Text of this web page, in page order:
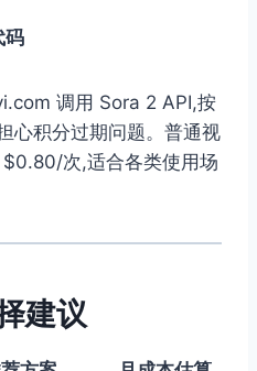
码
调用 Sora 2 API,按
心积分过期问题。普通视
次,适合各类使用场
建议